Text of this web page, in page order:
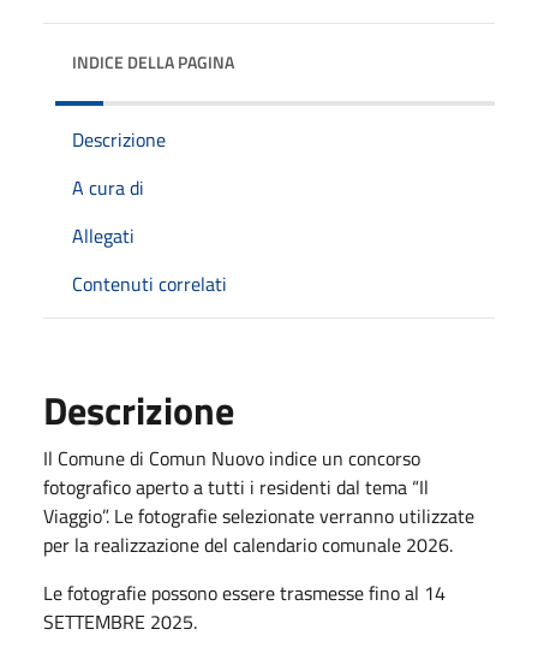
INDICE DELLA PAGINA
Descrizione
A cura di
Allegati
Contenuti correlati
Descrizione
Il Comune di Comun Nuovo indice un concorso
fotografico aperto a tutti i residenti dal tema “Il
Viaggio”. Le fotografie selezionate verranno utilizzate
per la realizzazione del calendario comunale 2026.
Le fotografie possono essere trasmesse fino al 14
SETTEMBRE 2025.